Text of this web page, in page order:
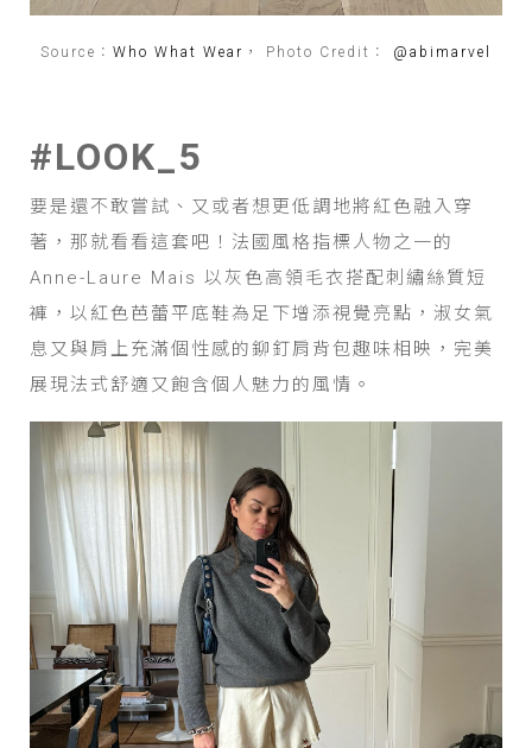
Source： Who What Wear ， Photo Credit： @abimarvel
#LOOK_5
要是還不敢嘗試、又或者想更低調地將紅色融入穿
著，那就看看這套吧！法國風格指標人物之一的
Anne-Laure Mais 以灰色高領毛衣搭配刺繡絲質短
褲，以紅色芭蕾平底鞋為足下增添視覺亮點，淑女氣
息又與肩上充滿個性感的鉚釘肩背包趣味相映，完美
展現法式舒適又飽含個人魅力的風情。